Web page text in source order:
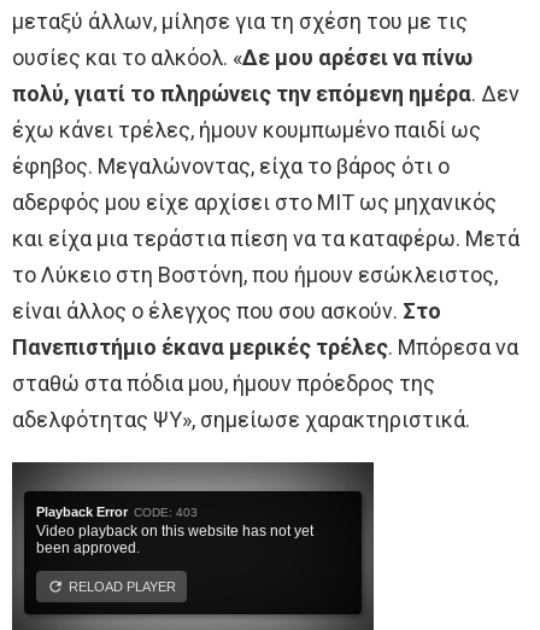
μεταξύ άλλων, μίλησε για τη σχέση του με τις
ουσίες και το αλκόολ. «Δε μου αρέσει να πίνω
πολύ, γιατί το πληρώνεις την επόμενη ημέρα. Δεν
έχω κάνει τρέλες, ήμουν κουμπωμένο παιδί ως
έφηβος. Μεγαλώνοντας, είχα το βάρος ότι ο
αδερφός μου είχε αρχίσει στο MIT ως μηχανικός
και είχα μια τεράστια πίεση να τα καταφέρω. Μετά
το Λύκειο στη Βοστόνη, που ήμουν εσώκλειστος,
είναι άλλος ο έλεγχος που σου ασκούν. Στο
Πανεπιστήμιο έκανα μερικές τρέλες. Μπόρεσα να
σταθώ στα πόδια μου, ήμουν πρόεδρος της
αδελφότητας ΨΥ», σημείωσε χαρακτηριστικά.